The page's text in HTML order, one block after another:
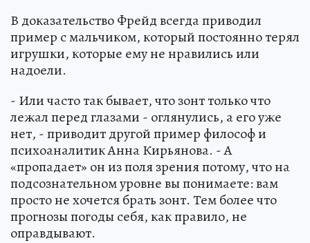
В доказательство Фрейд всегда приводил
пример с мальчиком, который постоянно терял
игрушки, которые ему не нравились или
надоели.
- Или часто так бывает, что зонт только что
лежал перед глазами - оглянулись, а его уже
нет, - приводит другой пример философ и
психоаналитик Анна Кирьянова. - А
«пропадает» он из поля зрения потому, что на
подсознательном уровне вы понимаете: вам
просто не хочется брать зонт. Тем более что
прогнозы погоды себя, как правило, не
оправдывают.